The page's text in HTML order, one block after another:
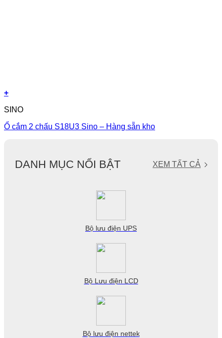
+
SINO
Ổ cắm 2 chấu S18U3 Sino – Hàng sẵn kho
DANH MỤC NỔI BẬT XEM TẤT CẢ
Bộ lưu điện UPS
Bộ Lưu điện LCD
Bộ lưu điện nettek